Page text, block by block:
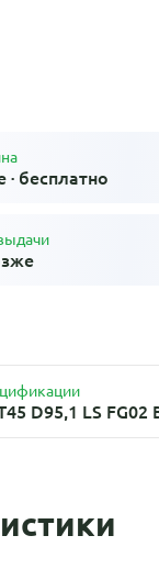
бесплатно
D95,1 LS FG02